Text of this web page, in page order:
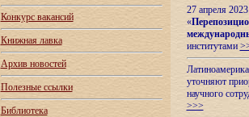
Конкурс вакансий
Книжная лавка
Архив новостей
Полезные ссылки
Библиотека
27 апреля
«
институтами
уточняют
научного
>>>